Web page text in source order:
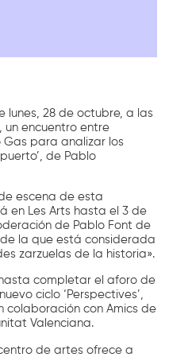
lunes, 28 de octubre, a las
un encuentro entre
Gas para analizar los
de Pablo
escena de esta
en Les Arts hasta el 3 de
de Pablo Font de
la que está considerada
zarzuelas de la historia».
completar el aforo de
ciclo ‘Perspectives’,
colaboración con Amics de
Valenciana.
de artes ofrece a